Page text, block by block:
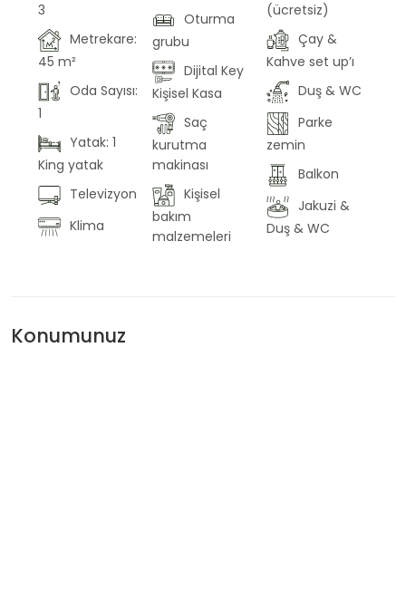
3
Metrekare:
45 m²
Oda Sayısı:
1
Yatak: 1
King yatak
Televizyon
Klima
Oturma
grubu
Dijital Key
Kişisel Kasa
Saç
kurutma
makinası
Kişisel
bakım
malzemeleri
(ücretsiz)
Çay &
Kahve set up’ı
Duş & WC
Parke
zemin
Balkon
Jakuzi &
Duş & WC
Konumunuz